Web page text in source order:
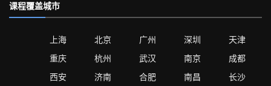
课程覆盖城市
上海 北京 广州 深圳
天津
重庆
杭州 武汉 南京
成都
西安
济南 合肥 南昌 长沙